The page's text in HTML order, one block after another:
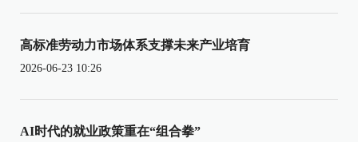
高标准劳动力市场体系支撑未来产业培育
2026-06-23 10:26
AI时代的就业政策重在“组合拳”